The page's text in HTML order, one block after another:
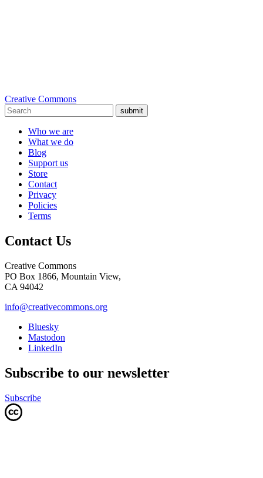
Creative Commons
submit
Who we are
What we do
Blog
Support us
Store
Contact
Privacy
Policies
Terms
Contact Us
Creative Commons
PO Box 1866, Mountain View,
CA 94042
info@creativecommons.org
Bluesky
Mastodon
LinkedIn
Subscribe to our newsletter
Subscribe